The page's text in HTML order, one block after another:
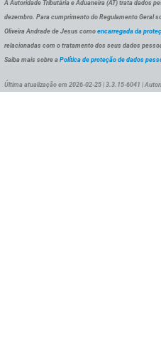
A Autoridade Tributária e Aduaneira (AT) trata dados
dezembro. Para cumprimento do Regulamento Geral
Oliveira Andrade de Jesus como encarregada da
relacionadas com o tratamento dos seus dados
Saiba mais sobre a Política de proteção de dados
Última atualização em 2026-02-25 | 3.3.15-6041 |